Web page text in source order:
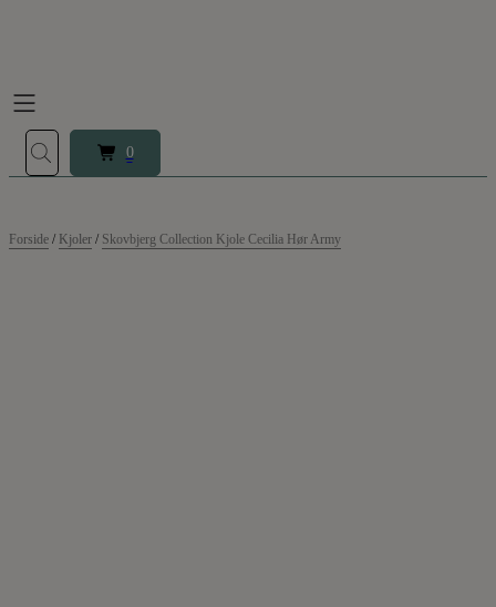
0
0
Forside / Kjoler / Skovbjerg Collection Kjole Cecilia Hør Army